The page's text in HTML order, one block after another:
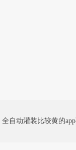
全自动灌装比较黄的